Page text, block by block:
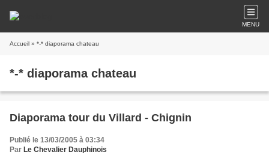
MENU
Accueil » *-* diaporama chateau
*-* diaporama chateau
Diaporama tour du Villard - Chignin
Publié le 13/03/2005 à 03:34
Par Le Chevalier Dauphinois